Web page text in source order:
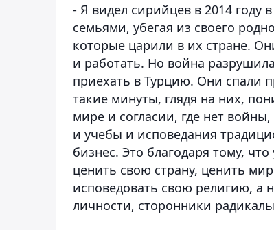
- Я видел сирийцев в 2014 году
семьями, убегая из своего
которые царили в их стране.
и работать. Но война
приехать в Турцию. Они спали
такие минуты, глядя на них,
мире и согласии, где нет
и учебы и исповедания
бизнес. Это благодаря тому,
ценить свою страну, ценить
исповедовать свою религию, а
личности, сторонники